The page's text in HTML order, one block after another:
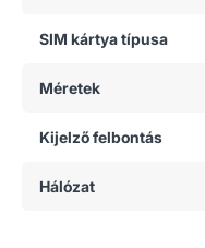
SIM kártya típusa
Méretek
Kijelző felbontás
Hálózat